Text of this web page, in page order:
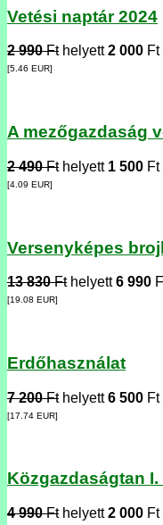
Vetési naptár 2024
2 990 Fthelyett2 000 Ft
[5.46 EUR]
A mezőgazdaság
2 490 Fthelyett 1 500 Ft
[4.09 EUR]
Versenyképes
13 830 Fthelyett6 990
[19.08 EUR]
Erdőhasználat
7 200 Fthelyett6 500 Ft
[17.74 EUR]
Közgazdaságtan
4 990 Fthelyett2 000 Ft